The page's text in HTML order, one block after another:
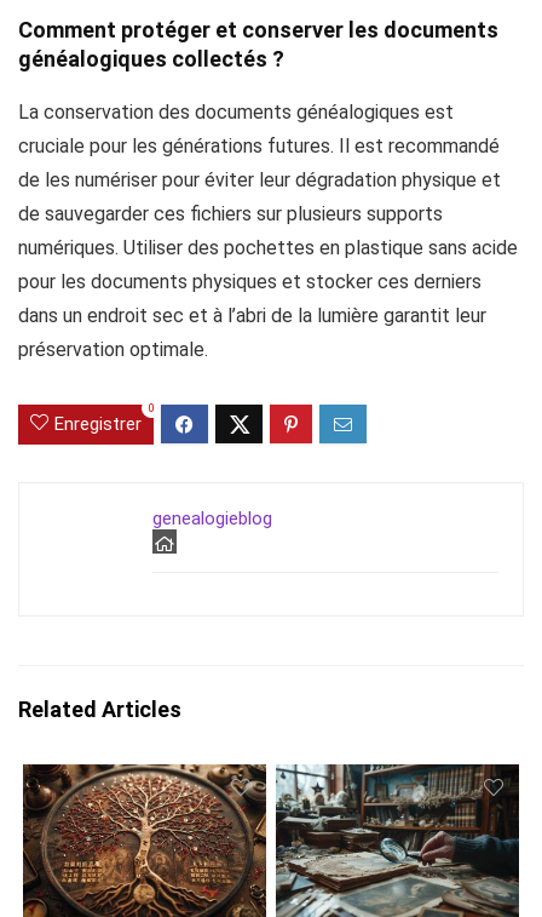
Comment protéger et conserver les documents
généalogiques collectés ?
La conservation des documents généalogiques est
cruciale pour les générations futures. Il est recommandé
de les numériser pour éviter leur dégradation physique et
de sauvegarder ces fichiers sur plusieurs supports
numériques. Utiliser des pochettes en plastique sans acide
pour les documents physiques et stocker ces derniers
dans un endroit sec et à l’abri de la lumière garantit leur
préservation optimale.
Enregistrer
0
genealogieblog
Related Articles